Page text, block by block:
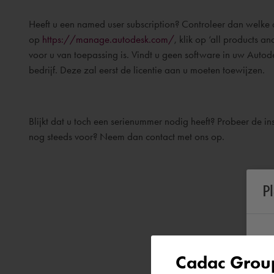
Heeft u een named user subscription? Controleer dan
op https://manage.autodesk.com/, klik op ‘all products
voor u van toepassing is. Vindt u geen software in uw
bedrijf. Deze zal eerst de licentie aan u moeten toewijzen.
Blijkt dat u toch een serienummer nodig heeft? Probeer de
nog steeds voor? Neem dan contact met ons op.
Cadac